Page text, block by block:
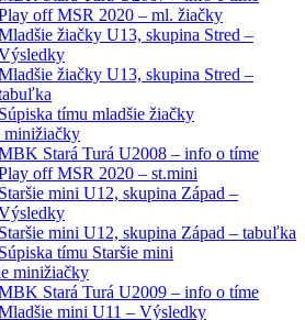
off MSR 2020 – ml. žiačky
žiačky U13, skupina Stred –
žiačky U13, skupina Stred –
Súpiska tímu mladšie žiačky
minižiačky
Stará Turá U2008 – info o tíme
off MSR 2020 – st.mini
Staršie mini U12, skupina Západ –
Staršie mini U12, skupina Západ – tabuľka
Súpiska tímu Staršie mini
minižiačky
Stará Turá U2009 – info o tíme
mini U11 – Výsledky